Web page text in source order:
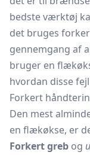
bedste værktøj
det bruges
gennemgang af
bruger en
hvordan disse
Forkert
Den mest
en flækøkse, er
Forkert greb og